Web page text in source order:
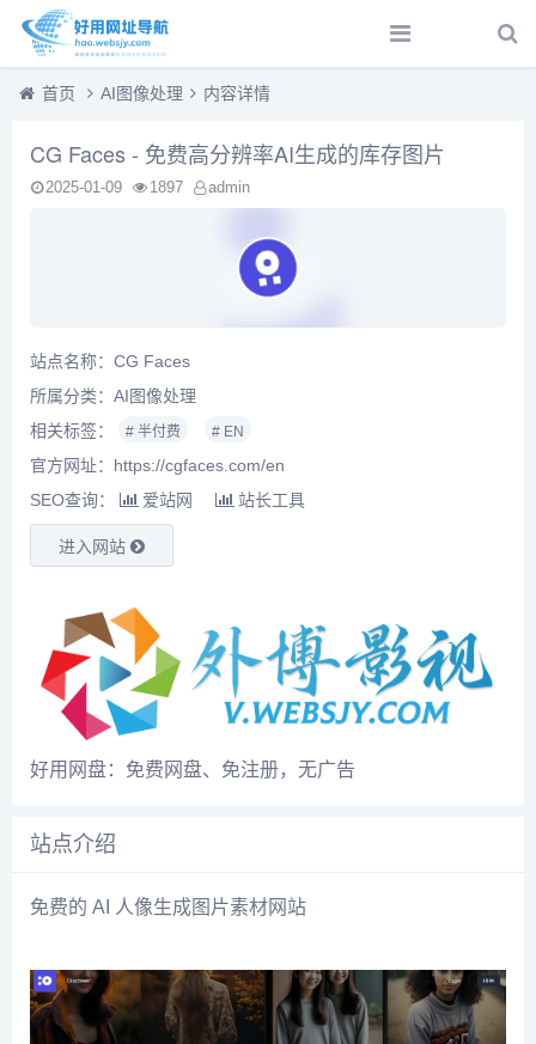
首页 AI图像处理 内容详情
CG Faces - 免费高分辨率AI生成的库存图片
2025-01-09 1897 admin
站点名称：CG Faces
所属分类： AI图像处理
相关标签：
# 半付费 # EN
官方网址：https://cgfaces.com/en
SEO查询：
爱站网 站长工具
进入网站
好用网盘：免费网盘、免注册，无广告
站点介绍
免费的 AI 人像生成图片素材网站